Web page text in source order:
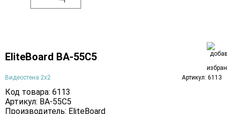
EliteBoard BA-55C5
Видеостена 2x2 Артикул: 6113
Код товара: 6113
Артикул: BA-55C5
Производитель: EliteBoard